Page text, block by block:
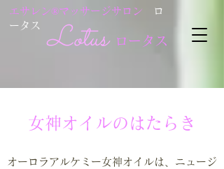
エサレン®マッサージサロン
ロ
ータス
Lotus ロータス
女神オイルのはたらき
オーロラアルケミー女神オイルは、 ニュージ